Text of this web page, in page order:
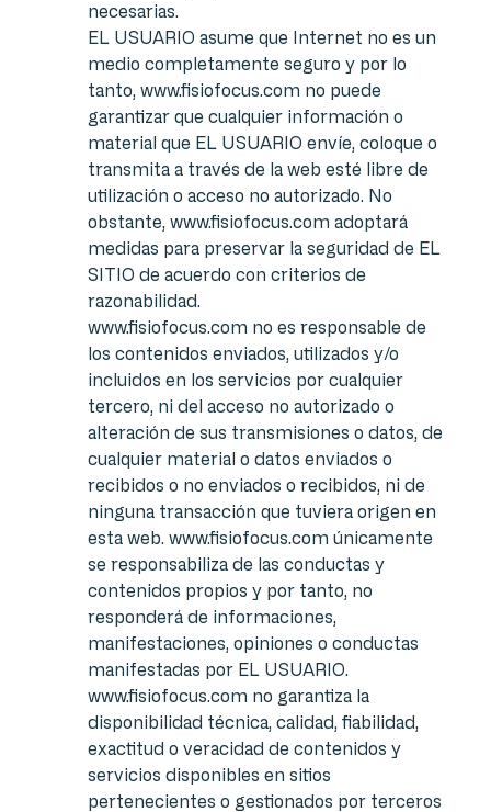
necesarias.
EL USUARIO asume que Internet no es un
medio completamente seguro y por lo
tanto, www.fisiofocus.com no puede
garantizar que cualquier información o
material que EL USUARIO envíe, coloque o
transmita a través de la web esté libre de
utilización o acceso no autorizado. No
obstante, www.fisiofocus.com adoptará
medidas para preservar la seguridad de EL
SITIO de acuerdo con criterios de
razonabilidad.
www.fisiofocus.com no es responsable de
los contenidos enviados, utilizados y/o
incluidos en los servicios por cualquier
tercero, ni del acceso no autorizado o
alteración de sus transmisiones o datos, de
cualquier material o datos enviados o
recibidos o no enviados o recibidos, ni de
ninguna transacción que tuviera origen en
esta web. www.fisiofocus.com únicamente
se responsabiliza de las conductas y
contenidos propios y por tanto, no
responderá de informaciones,
manifestaciones, opiniones o conductas
manifestadas por EL USUARIO.
www.fisiofocus.com no garantiza la
disponibilidad técnica, calidad, fiabilidad,
exactitud o veracidad de contenidos y
servicios disponibles en sitios
pertenecientes o gestionados por terceros